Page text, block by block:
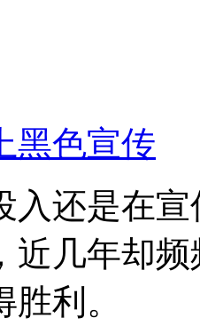
黑色宣传
入还是在
近几年却
利。